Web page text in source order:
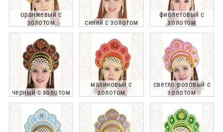
оранжевый с
золотом
синий с золотом
фиолетовый с
золотом
черный с золотом
малиновый с
золотом
светло-розовый с
золотом